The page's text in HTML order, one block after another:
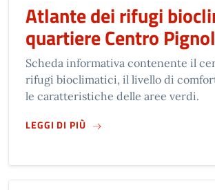
Atlante dei rifugi
quartiere Centro
Scheda informativa contenente il
rifugi bioclimatici, il livello di
le caratteristiche delle aree verdi.
LEGGI DI PIÙSUATLANTE DEI RIFUGI